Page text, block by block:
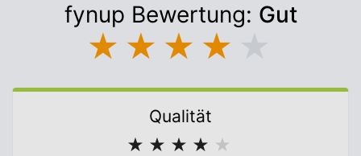
fynup Bewertung: Gut
★ ★ ★ ★
Qualität
★ ★ ★ ★ ★